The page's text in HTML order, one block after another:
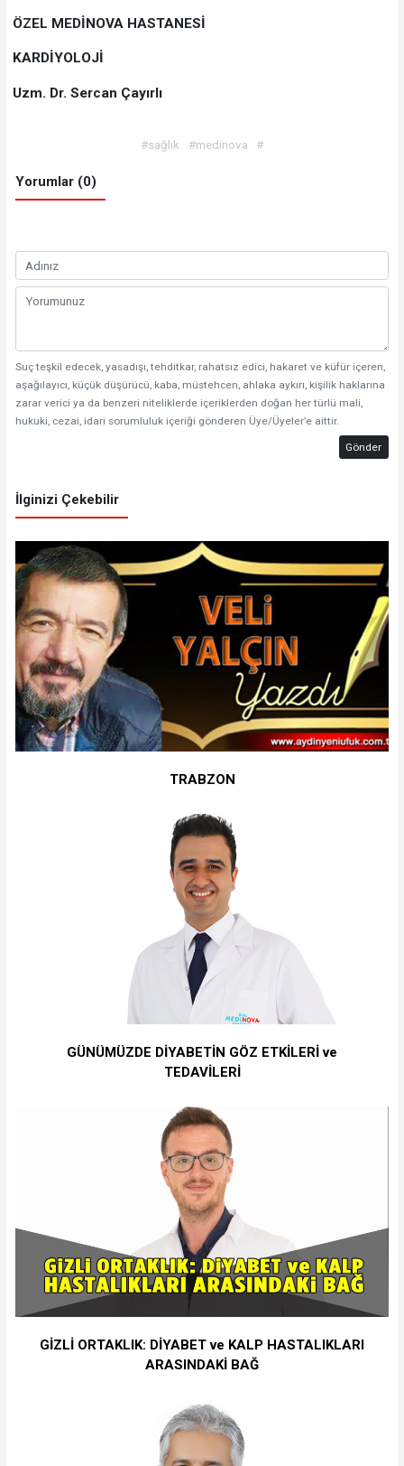
ÖZEL MEDİNOVA HASTANESİ
KARDİYOLOJİ
Uzm. Dr. Sercan Çayırlı
#sağlık #medinova #
Yorumlar (0)
Suç teşkil edecek, yasadışı, tehditkar, rahatsız edici, hakaret ve küfür içeren,
aşağılayıcı, küçük düşürücü, kaba, müstehcen, ahlaka aykırı, kişilik haklarına
zarar verici ya da benzeri niteliklerde içeriklerden doğan her türlü mali,
hukuki, cezai, idari sorumluluk içeriği gönderen Üye/Üyeler’e aittir.
Gönder
İlginizi Çekebilir
TRABZON
GÜNÜMÜZDE DİYABETİN GÖZ ETKİLERİ ve
TEDAVİLERİ
GİZLİ ORTAKLIK: DİYABET ve KALP HASTALIKLARI
ARASINDAKİ BAĞ